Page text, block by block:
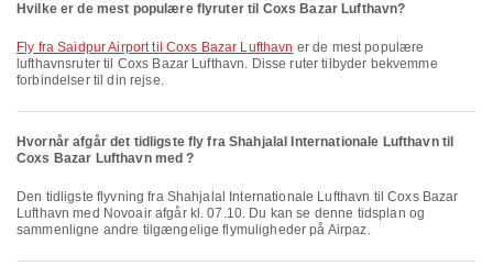
Hvilke er de mest populære flyruter til Coxs Bazar Lufthavn?
fly fra Saidpur Airport til Coxs Bazar Lufthavn er de mest populære
lufthavnsruter til Coxs Bazar Lufthavn. Disse ruter tilbyder bekvemme
forbindelser til din rejse.
Hvornår afgår det tidligste fly fra Shahjalal Internationale Lufthavn til
Coxs Bazar Lufthavn med ?
Den tidligste flyvning fra Shahjalal Internationale Lufthavn til Coxs Bazar
Lufthavn med Novoair afgår kl. 07.10. Du kan se denne tidsplan og
sammenligne andre tilgængelige flymuligheder på Airpaz.